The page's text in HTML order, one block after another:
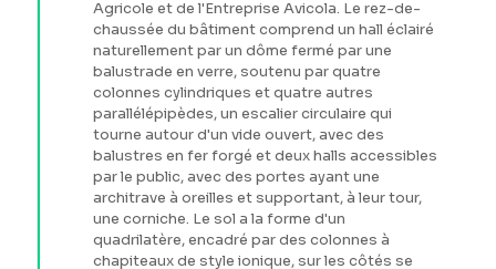
Agricole et de l'Entreprise Avicola. Le rez-de-
chaussée du bâtiment comprend un hall éclairé
naturellement par un dôme fermé par une
balustrade en verre, soutenu par quatre
colonnes cylindriques et quatre autres
parallélépipèdes, un escalier circulaire qui
tourne autour d'un vide ouvert, avec des
balustres en fer forgé et deux halls accessibles
par le public, avec des portes ayant une
architrave à oreilles et supportant, à leur tour,
une corniche. Le sol a la forme d'un
quadrilatère, encadré par des colonnes à
chapiteaux de style ionique, sur les côtés se